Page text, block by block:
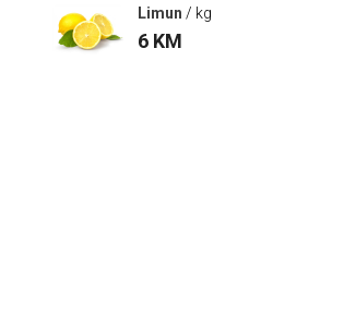
Limun / kg
6 KM